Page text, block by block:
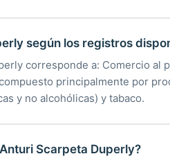
según los registros
corresponde a: Comercio al
principalmente por
y no alcohólicas) y tabaco.
Scarpeta Duperly?